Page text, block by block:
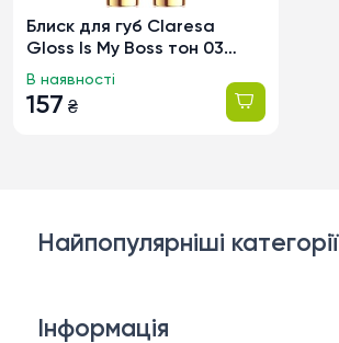
Блиск для губ Claresa
Gloss Is My Boss тон 03
Bossa Nova, 5мл
157 ₴
В наявності
Найпопулярніші категорії
Інформація